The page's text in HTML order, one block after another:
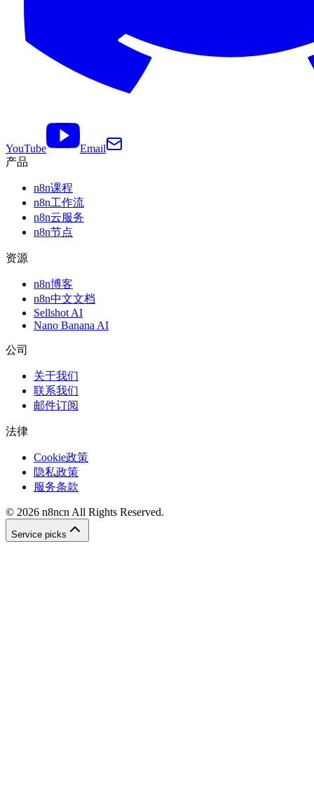
YouTube
Email
产品
n8n课程
n8n工作流
n8n云服务
n8n节点
资源
n8n博客
n8n中文文档
Sellshot AI
Nano Banana AI
公司
关于我们
联系我们
邮件订阅
法律
Cookie政策
隐私政策
服务条款
© 2026 n8ncn All Rights Reserved.
Service picks